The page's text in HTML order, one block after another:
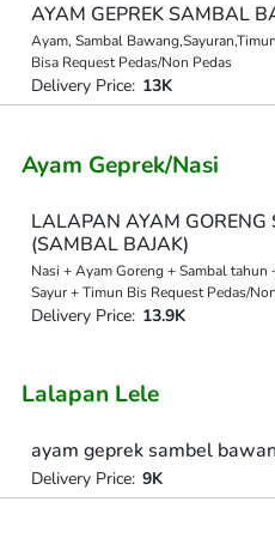
AYAM GEPREK SAMBAL
Ayam, Sambal
Bisa Request Pedas/Non Pedas
Delivery Price: 13K
Ayam Geprek/Nasi
LALAPAN AYAM
(SAMBAL BAJAK)
Nasi + Ayam Goreng + Sambal tahun
Sayur + Timun Bis Request Pedas/
Delivery Price: 13.9K
Lalapan Lele
ayam geprek sambel
Delivery Price: 9K